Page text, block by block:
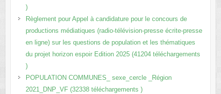
)
Règlement pour Appel à candidature pour le concours de
productions médiatiques (radio-télévision-presse écrite-presse
en ligne) sur les questions de population et les thématiques
du projet horizon espoir Edition 2025 (41204 téléchargements
)
POPULATION COMMUNES_ sexe_cercle _Région
2021_DNP_VF (32338 téléchargements )